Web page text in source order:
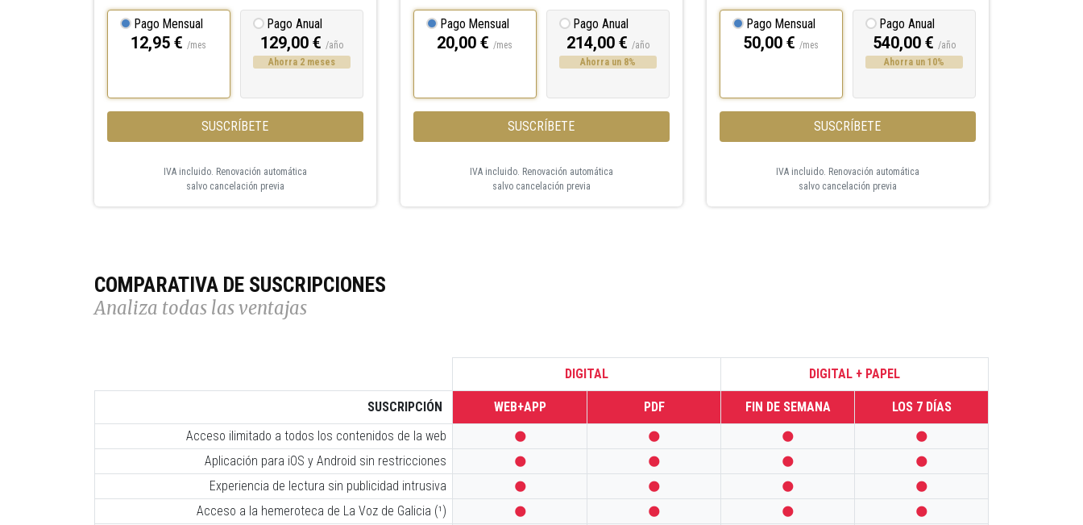
Pago Mensual
12,95 €/mes
Pago Anual
129,00 €/año
Ahorra 2 meses
SUSCRÍBETE
IVA incluido. Renovación automática
salvo cancelación previa
Pago Mensual
20,00 €/mes
Pago Anual
214,00 €/año
Ahorra un 8%
SUSCRÍBETE
IVA incluido. Renovación automática
salvo cancelación previa
Pago Mensual
50,00 €/mes
Pago Anual
540,00 €/año
Ahorra un 10%
SUSCRÍBETE
IVA incluido. Renovación automática
salvo cancelación previa
COMPARATIVA DE SUSCRIPCIONES
Analiza todas las ventajas
DIGITAL DIGITAL + PAPEL
SUSCRIPCIÓN WEB+APP PDF FIN DE SEMANA
LOS 7 DÍAS
Acceso ilimitado a todos los contenidos de la web
   
Aplicación para iOS y Android sin restricciones    
Experiencia de lectura sin publicidad intrusiva    
Acceso a la hemeroteca de La Voz de Galicia (¹)    